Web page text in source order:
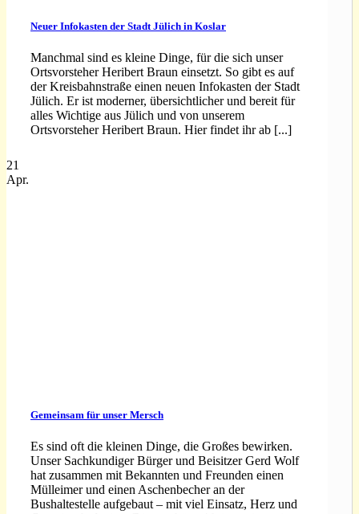
Neuer Infokasten der Stadt Jülich in Koslar
Manchmal sind es kleine Dinge, für die sich unser
Ortsvorsteher Heribert Braun einsetzt. So gibt es auf
der Kreisbahnstraße einen neuen Infokasten der Stadt
Jülich. Er ist moderner, übersichtlicher und bereit für
alles Wichtige aus Jülich und von unserem
Ortsvorsteher Heribert Braun. Hier findet ihr ab [...]
21
Apr.
Gemeinsam für unser Mersch
Es sind oft die kleinen Dinge, die Großes bewirken.
Unser Sachkundiger Bürger und Beisitzer Gerd Wolf
hat zusammen mit Bekannten und Freunden einen
Mülleimer und einen Aschenbecher an der
Bushaltestelle aufgebaut – mit viel Einsatz, Herz und